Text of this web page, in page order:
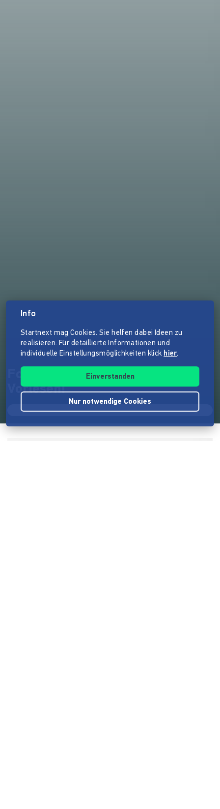
FoxiHearo - Aus Liebe zum
Vorlesen!
Info
Startnext mag Cookies. Sie helfen dabei Ideen zu
realisieren. Für detaillierte Informationen und
individuelle Einstellungsmöglichkeiten klick hier.
Einverstanden
Nur notwendige Cookies